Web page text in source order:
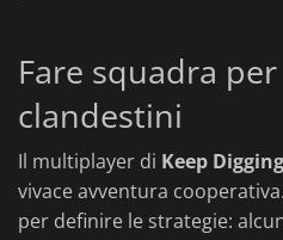
Fare squadra
clandestini
Il multiplayer di Keep Digging
vivace avventura
per definire le strategie: